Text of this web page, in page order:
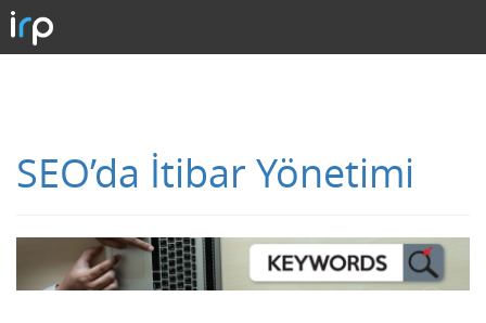
SEO’da İtibar Yönetimi